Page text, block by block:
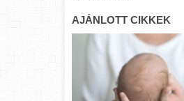
AJÁNLOTT CIKKEK